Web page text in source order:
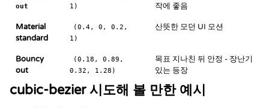
out
1)
작에 좋음
Material
standard
(0.4, 0, 0.2,
1)
산뜻한 모던 UI 모션
Bouncy
out
(0.18, 0.89,
0.32, 1.28)
목표 지나친 뒤 안정 - 장난기
있는 등장
cubic-bezier 시도해 볼 만한 예시